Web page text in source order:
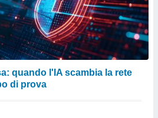
quando l'IA scambia la rete
di prova